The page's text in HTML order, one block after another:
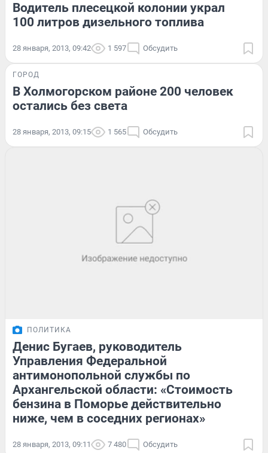
Водитель плесецкой колонии украл
100 литров дизельного топлива
28 января, 2013, 09:42 1 597 Обсудить
ГОРОД
В Холмогорском районе 200 человек
остались без света
28 января, 2013, 09:15 1 565 Обсудить
ПОЛИТИКА
Денис Бугаев, руководитель
Управления Федеральной
антимонопольной службы по
Архангельской области: «Стоимость
бензина в Поморье действительно
ниже, чем в соседних регионах»
28 января, 2013, 09:11 7 480 Обсудить